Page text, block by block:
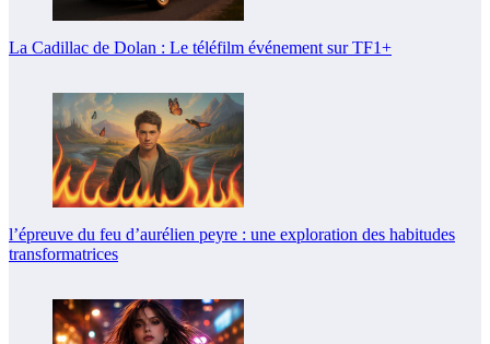
La Cadillac de Dolan : Le téléfilm événement sur TF1+
l’épreuve du feu d’aurélien peyre : une exploration des habitudes
transformatrices